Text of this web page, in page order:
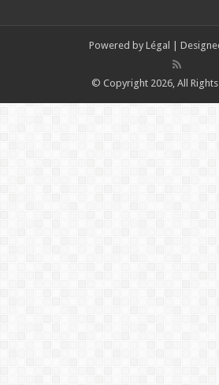
Powered by Légal |
© Copyright 2026, All Rights